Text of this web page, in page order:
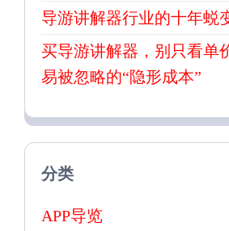
导游讲解器行业的十年蜕
买导游讲解器，别只看
易被忽略的“隐形成本”
分类
APP导览